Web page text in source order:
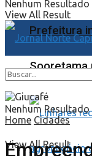
Prefeitura
Sooretama
Nenhum Resultado
View All Result
Nenhum Resultado
View All Result
Home Cidades